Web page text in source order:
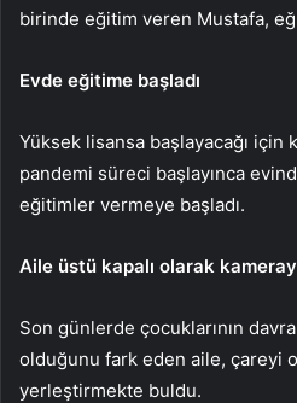
birinde eğitim veren Mustafa,
Evde eğitime başladı
Yüksek lisansa başlayacağı için
pandemi süreci başlayınca
eğitimler vermeye başladı.
Aile üstü kapalı olarak
Son günlerde çocuklarının
olduğunu fark eden aile, çareyi
yerleştirmekte buldu.